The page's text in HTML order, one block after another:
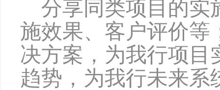
分享同类项目的实
施效果、客户评价等
决方案，为我行项目
趋势，为我行未来系